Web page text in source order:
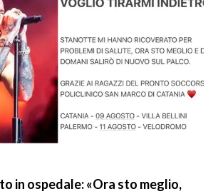
in ospedale: «Ora sto meglio,